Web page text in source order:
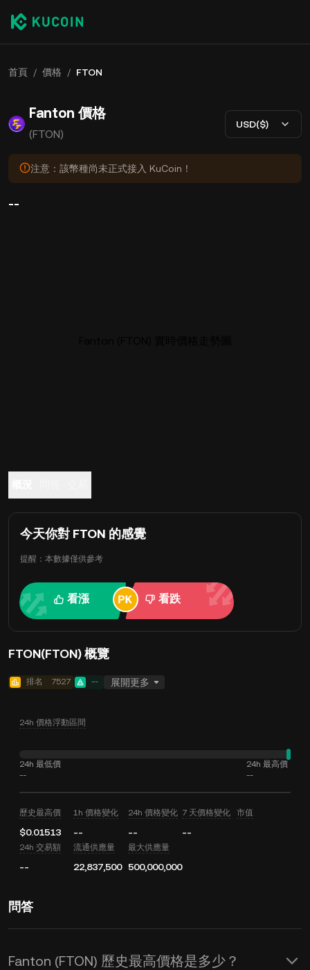
首頁 / 價格 / FTON
Fanton 價格
(FTON)
USD($)
注意：該幣種尚未正式接入 KuCoin！
--
今天你對 FTON 的感覺
提醒：本數據僅供參考
看漲 看跌
FTON(FTON) 概覽
排名 7527 -- 展開更多
24h 價格浮動區間
24h 最低價
--
24h 最高價
--
歷史最高價
$0.01513
1h 價格變化
--
24h 價格變化
--
7 天價格變化
--
市值
24h 交易額
--
流通供應量
22,837,500
最大供應量
500,000,000
問答
Fanton (FTON) 歷史最高價格是多少？